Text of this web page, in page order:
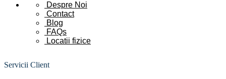
Despre Noi
Contact
Blog
FAQs
Locatii fizice
Servicii Client